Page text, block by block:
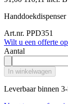
Art.nr. PPD351
Wilt u een offerte
Aantal
In winkelwagen
Leverbaar binnen